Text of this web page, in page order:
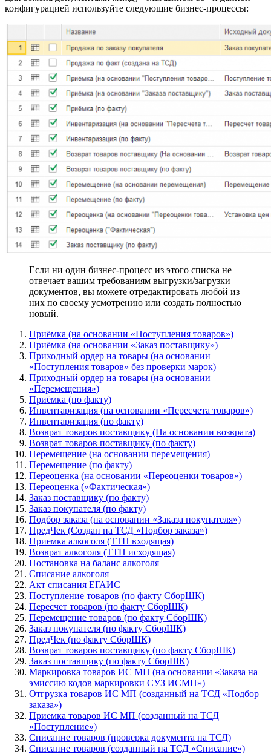
конфигурацией используйте следующие бизнес-процессы:
Если ни один бизнес-процесс из этого списка не
отвечает вашим требованиям выгрузки/загрузки
документов, вы можете отредактировать любой из
них по своему усмотрению или создать полностью
новый.
Приёмка (на основании «Поступления товаров»)
Приёмка (на основании «Заказ поставщику»)
Приходный ордер на товары (на основании
«Поступления товаров» без проверки марок)
Приходный ордер на товары (на основании
«Перемещения»)
Приёмка (по факту)
Инвентаризация (на основании «Пересчета товаров»)
Инвентаризация (по факту)
Возврат товаров поставщику (На основании возврата)
Возврат товаров поставщику (по факту)
Перемещение (на основании перемещения)
Перемещение (по факту)
Переоценка (на основании «Переоценки товаров»)
Переоценка («Фактическая»)
Заказ поставщику (по факту)
Заказ покупателя (по факту)
Подбор заказа (на основании «Заказа покупателя»)
ПредЧек (Создан на ТСД «Подбор заказа»)
Приемка алкоголя (ТТН входящая)
Возврат алкоголя (ТТН исходящая)
Постановка на баланс алкоголя
Списание алкоголя
Акт списания ЕГАИС
Поступление товаров (по факту СборШК)
Пересчет товаров (по факту СборШК)
Перемещение товаров (по факту СборШК)
Заказ покупателя (по факту СборШК)
ПредЧек (по факту СборШК)
Возврат товаров поставщику (по факту СборШК)
Заказ поставщику (по факту СборШК)
Маркировка товаров ИС МП (на основании «Заказа на
эмиссию кодов маркировки СУЗ ИСМП»)
Отгрузка товаров ИС МП (созданный на ТСД «Подбор
заказа»)
Приемка товаров ИС МП (созданный на ТСД
«Поступление»)
Списание товаров (проверка документа на ТСД)
Списание товаров (созданный на ТСД «Списание»)